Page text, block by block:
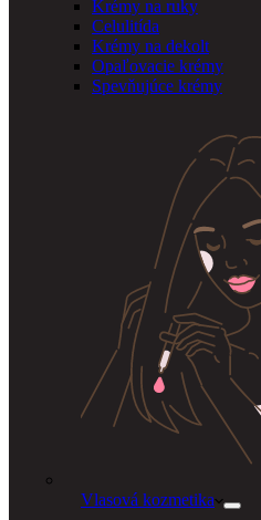
Krémy na ruky
Celulitída
Krémy na dekolt
Opaľovacie krémy
Spevňujúce krémy
Vlasová kozmetika